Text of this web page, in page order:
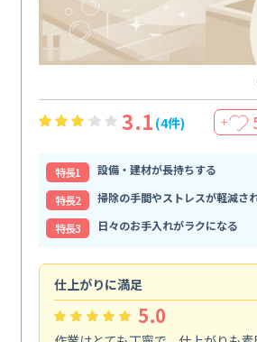
3.1 (4件) ＋
特⻑1
設備・建材が長持ちする
特⻑2
掃除の手間やストレスが軽減さ
特⻑3
日々のお手入れがラクになる
仕上がりに満足
5.0